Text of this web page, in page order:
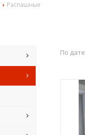
Распашные
По дате